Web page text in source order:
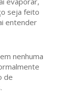
seja feito
entender
nenhuma
de